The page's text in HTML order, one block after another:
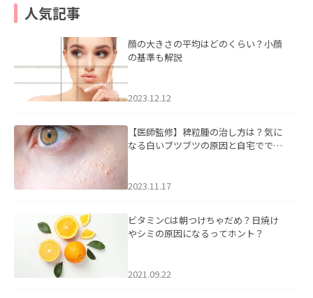
人気記事
顔の大きさの平均はどのくらい？小顔
の基準も解説
2023.12.12
【医師監修】稗粒腫の治し方は？気に
なる白いブツブツの原因と自宅ででき
2023.11.17
ビタミンCは朝つけちゃだめ？日焼け
やシミの原因になるってホント？
2021.09.22